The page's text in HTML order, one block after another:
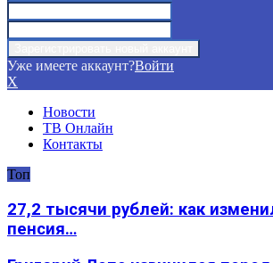
Уже имеете аккаунт?Войти
X
Новости
ТВ Онлайн
Контакты
Топ
27,2 тысячи рублей: как
пенсия…